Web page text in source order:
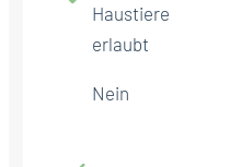
Haustiere
erlaubt
Nein